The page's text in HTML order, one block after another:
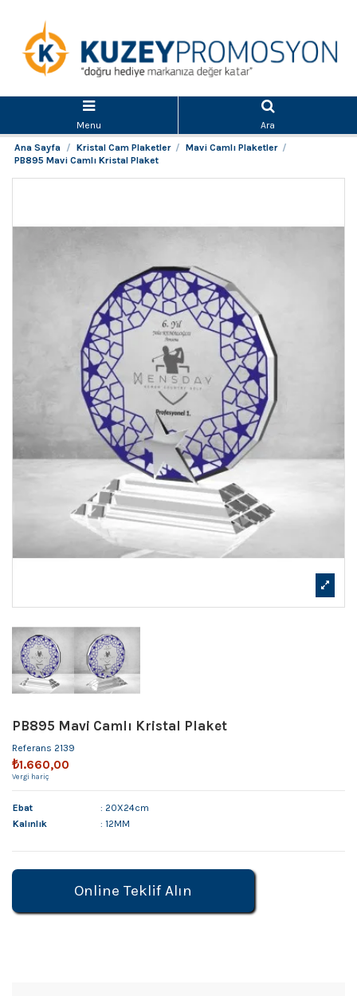
Menu
Ara
Ana Sayfa
Kristal Cam Plaketler
Mavi Camlı Plaketler
PB895 Mavi Camlı Kristal Plaket
PB895 Mavi Camlı Kristal Plaket
Referans 2139
₺1.660,00
Vergi hariç
Ebat
: 20X24cm
Kalınlık
: 12MM
Online Teklif Alın